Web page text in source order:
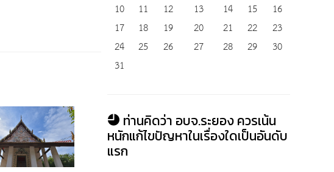
10
11 12 13 14 15
16
17
18 19 20 21 22
23
24
25 26 27 28 29
30
31
ท่านคิดว่า อบจ.ระยอง ควรเน้น
หนักแก้ไขปัญหาในเรื่องใดเป็นอันดับ
แรก